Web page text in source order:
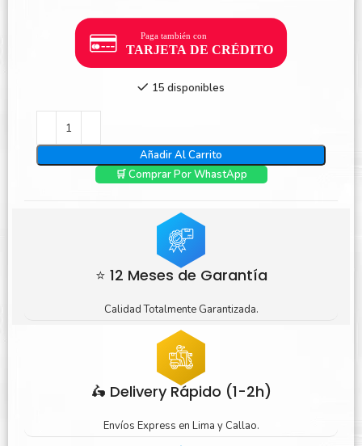
15 disponibles
Añadir Al Carrito
🛒 Comprar Por WhastApp
⭐ 12 Meses de Garantía
Calidad Totalmente Garantizada.
🛵 Delivery Rápido (1-2h)
Envíos Express en Lima y Callao.